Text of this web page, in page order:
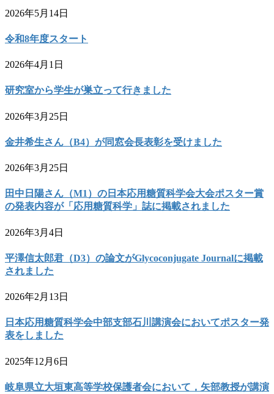
2026年5月14日
令和8年度スタート
2026年4月1日
研究室から学生が巣立って行きました
2026年3月25日
金井希生さん（B4）が同窓会長表彰を受けました
2026年3月25日
田中日陽さん（M1）の日本応用糖質科学会大会ポスター賞
の発表内容が「応用糖質科学」誌に掲載されました
2026年3月4日
平澤信太郎君（D3）の論文がGlycoconjugate Journalに掲載
されました
2026年2月13日
日本応用糖質科学会中部支部石川講演会においてポスター発
表をしました
2025年12月6日
岐阜県立大垣東高等学校保護者会において，矢部教授が講演